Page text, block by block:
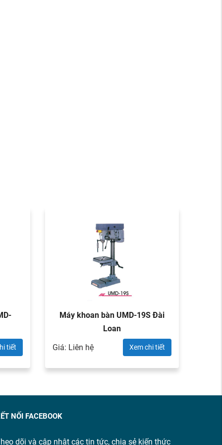
tiết
Máy khoan bàn UMD-19S Đài
Loan
Giá: Liên hệ
Xem chi tiết
NỐI FACEBOOK
dõi và cập nhật các tin tức, chia sẻ kiến thức